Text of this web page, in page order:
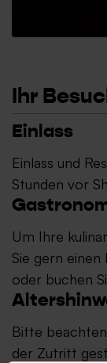
Ihr
Einlass
Einlass und
Stunden vor
Um Ihre
Sie gern
oder buchen
Bitte
der Zutritt